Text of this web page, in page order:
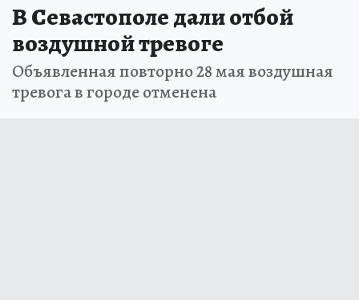
В Севастополе дали отбой
воздушной тревоге
Объявленная повторно 28 мая воздушная
тревога в городе отменена